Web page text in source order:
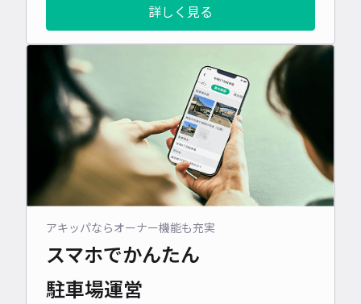
詳しく見る
アキッパならオーナー機能も充実
スマホでかんたん
駐車場運営